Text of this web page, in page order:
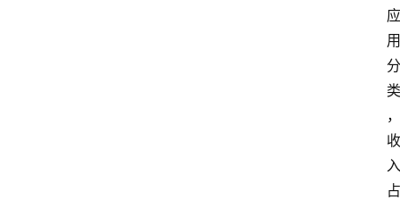
应
用
分
类
，
收
入
占